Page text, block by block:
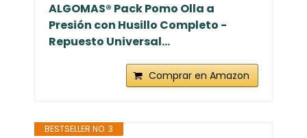
ALGOMAS® Pack Pomo Olla a
Presión con Husillo Completo -
Repuesto Universal...
Comprar en Amazon
BESTSELLER NO. 3